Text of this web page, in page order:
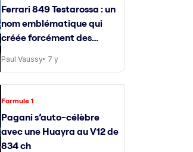
Ferrari 849 Testarossa : un
nom emblématique qui
créée forcément des
attentes
Paul Vaussy 7 y
Formule 1
Pagani s’auto-célèbre
avec une Huayra au V12 de
834 ch